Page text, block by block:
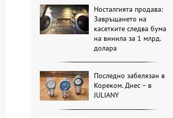
Носталгията продава:
Завръщането на
касетките следва бума
на винила за 1 млрд.
долара
Последно забелязан в
Кореком. Днес – в
JULIANY